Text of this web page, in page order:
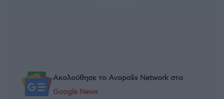
Ακολούθησε το Avopolis Network στο
Google News